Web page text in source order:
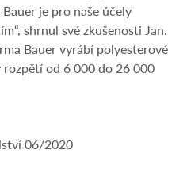
je pro naše účely
shrnul své zkušenosti Jan.
Bauer vyrábí polyesterové
od 6 000 do 26 000
06/2020